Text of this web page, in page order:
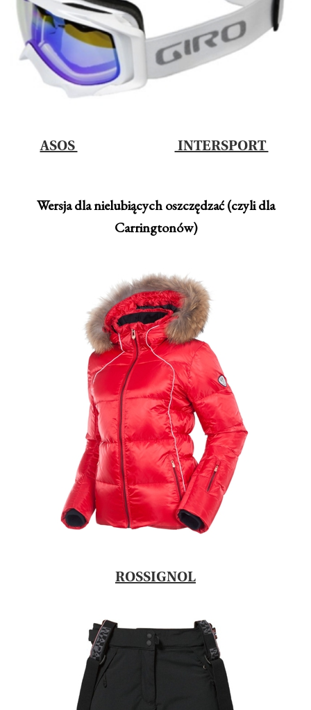
ASOS INTERSPORT
Wersja dla nielubiących oszczędzać (czyli dla
Carringtonów)
ROSSIGNOL